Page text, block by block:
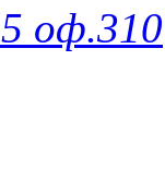
оф.310